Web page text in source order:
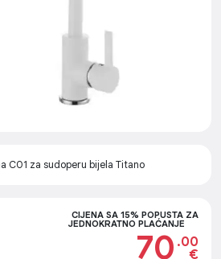
C01 za sudoperu bijela Titano
CIJENA SA 15% POPUSTA ZA
JEDNOKRATNO PLAĆANJE
70 .00
€